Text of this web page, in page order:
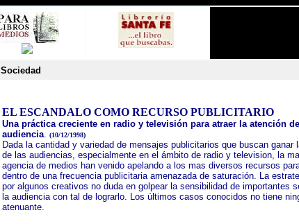
Sociedad
EL ESCANDALO COMO RECURSO PUBLICITARIO
Una práctica creciente en radio y televisión para atraer la atención
audiencia. (10/12/1998)
Dada la cantidad y variedad de mensajes publicitarios que buscan ganar
de las audiencias, especialmente en el ámbito de radio y television, la
agencia de medios han venido apelando a los mas diversos recursos
dentro de una frecuencia publicitaria amenazada de saturación. La
por algunos creativos no duda en golpear la sensibilidad de importantes
la audiencia con tal de lograrlo. Los últimos casos conocidos no tiene
atenuante.